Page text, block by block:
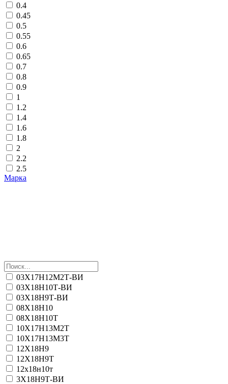
0.4
0.45
0.5
0.55
0.6
0.65
0.7
0.8
0.9
1
1.2
1.4
1.6
1.8
2
2.2
2.5
Марка
03Х17Н12М2Т-ВИ
03Х18Н10Т-ВИ
03Х18Н9Т-ВИ
08Х18Н10
08Х18Н10Т
10Х17Н13М2Т
10Х17Н13М3Т
12Х18Н9
12Х18Н9Т
12х18н10т
3Х18Н9Т-ВИ